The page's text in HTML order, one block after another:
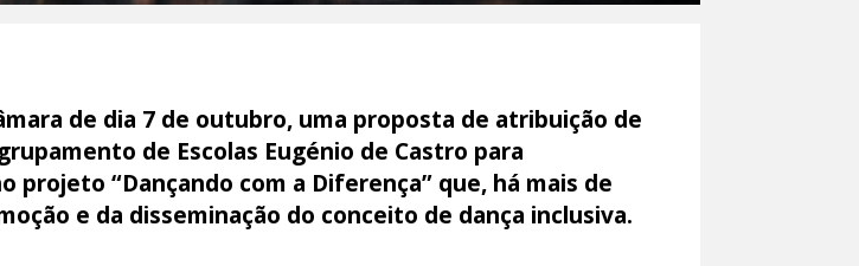
de dia 7 de outubro, uma proposta de atribuição de
de Escolas Eugénio de Castro para
projeto “Dançando com a Diferença” que, há mais de
e da disseminação do conceito de dança inclusiva.